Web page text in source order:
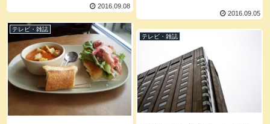
2016.09.08
2016.09.05
テレビ・雑誌
テレビ・雑誌